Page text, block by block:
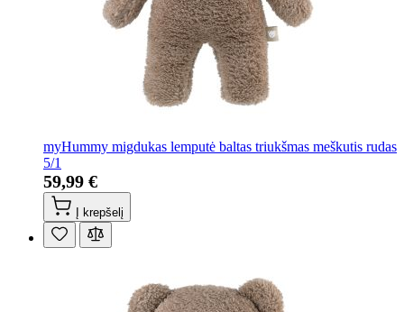
myHummy migdukas lemputė baltas triukšmas meškutis rudas
5/1
59,99 €
Į krepšelį